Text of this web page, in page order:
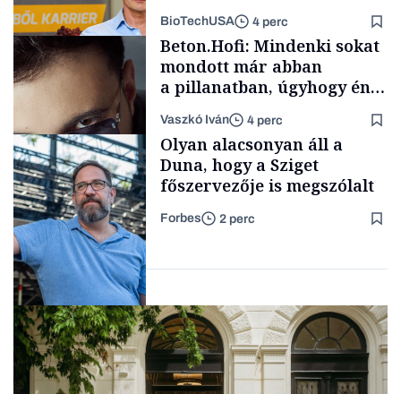
Politika
Content Lab HUB
BioTechUSA 4 perc
Forbes-sztori
Beton.Hofi: Mindenki sokat
mondott már abban
a pillanatban, úgyhogy én
a legsarkosabb
gondolataimat akartam
kimondani
Vaszkó Iván 4 perc
Társadalom
Olyan alacsonyan áll a
Duna, hogy a Sziget
főszervezője is megszólalt
Forbes 2 perc